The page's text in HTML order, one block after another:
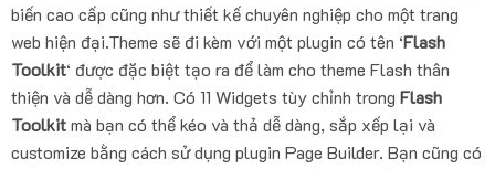
biến cao cấp cũng như thiết kế chuyên nghiệp cho một trang
web hiện đại.Theme sẽ đi kèm với một plugin có tên ‘Flash
Toolkit‘ được đặc biệt tạo ra để làm cho theme Flash thân
thiện và dễ dàng hơn. Có 11 Widgets tùy chỉnh trong Flash
Toolkitmà bạn có thể kéo và thả dễ dàng, sắp xếp lại và
customize bằng cách sử dụng plugin Page Builder. Bạn cũng có